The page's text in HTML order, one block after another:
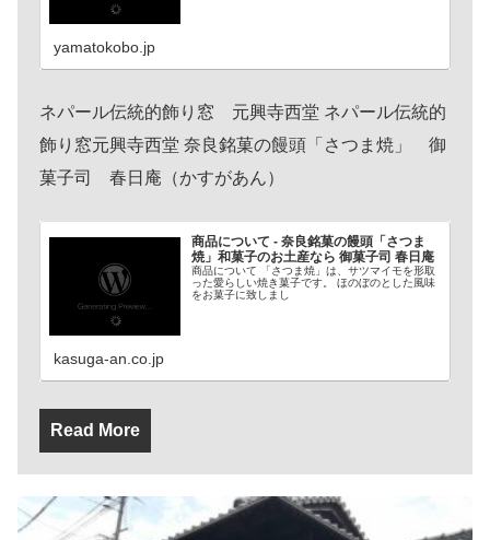
yamatokobo.jp
ネパール伝統的飾り窓 元興寺西堂 ネパール伝統的
飾り窓元興寺西堂 奈良銘菓の饅頭「さつま焼」 御
菓子司 春日庵（かすがあん）
商品について - 奈良銘菓の饅頭「さつま
焼」和菓子のお土産なら 御菓子司 春日庵
商品について 「さつま焼」は、サツマイモを形取
った愛らしい焼き菓子です。 ほのぼのとした風味
をお菓子に致しまし
kasuga-an.co.jp
Read More